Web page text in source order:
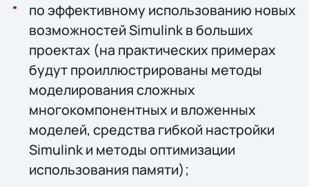
по эффективному использованию новых
возможностей Simulink в больших
проектах (на практических примерах
будут проиллюстрированы методы
моделирования сложных
многокомпонентных и вложенных
моделей, средства гибкой настройки
Simulink и методы оптимизации
использования памяти);